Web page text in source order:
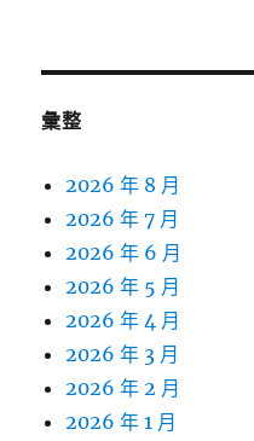
彙整
2026 年 8 月
2026 年 7 月
2026 年 6 月
2026 年 5 月
2026 年 4 月
2026 年 3 月
2026 年 2 月
2026 年 1 月